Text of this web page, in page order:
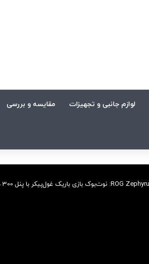
لوازم جانبی و تجهیزات مقایسه و بررسی